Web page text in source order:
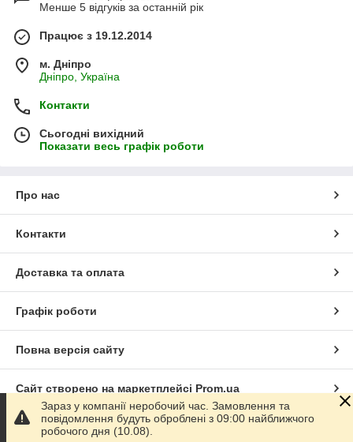
Менше 5 відгуків за останній рік
Працює з 19.12.2014
м. Дніпро
Дніпро, Україна
Контакти
Сьогодні вихідний
Показати весь графік роботи
Про нас
Контакти
Доставка та оплата
Графік роботи
Повна версія сайту
Сайт створено на маркетплейсі Prom.ua
Політика конфіденційності
Зараз у компанії неробочий час. Замовлення та
повідомлення будуть оброблені з 09:00 найближчого
робочого дня (10.08).